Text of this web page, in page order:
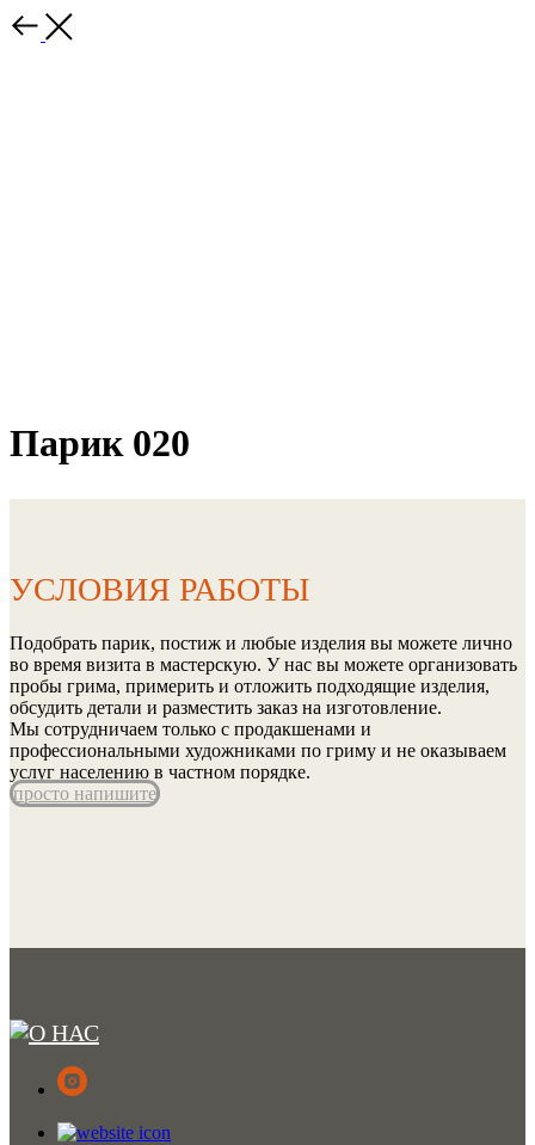
Парик 020
УСЛОВИЯ РАБОТЫ
Подобрать парик, постиж и любые изделия вы можете лично
во время визита в мастерскую. У нас вы можете организовать
пробы грима, примерить и отложить подходящие изделия,
обсудить детали и разместить заказ на изготовление.
Мы сотрудничаем только с продакшенами и
профессиональными художниками по гриму и не оказываем
услуг населению в частном порядке.
просто напишите